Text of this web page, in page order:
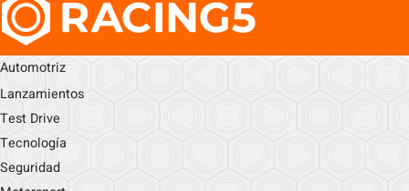
Automotriz
Lanzamientos
Test Drive
Tecnología
Seguridad